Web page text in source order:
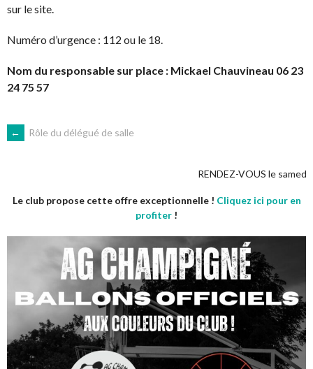
sur le site.
Numéro d’urgence : 112 ou le 18.
Nom du responsable sur place : Mickael Chauvineau 06 23
24 75 57
NAVIGATION
ARTICLES
← Rôle du délégué de salle
RENDEZ-VOUS le samedi 5
Le club propose cette offre exceptionnelle ! Cliquez ici pour en
profiter !